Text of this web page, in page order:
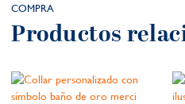
COMPRA
Productos